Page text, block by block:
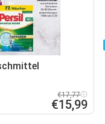
€17,77
€15,99